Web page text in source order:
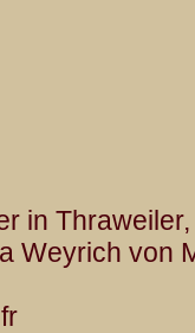
in
Weyrich von